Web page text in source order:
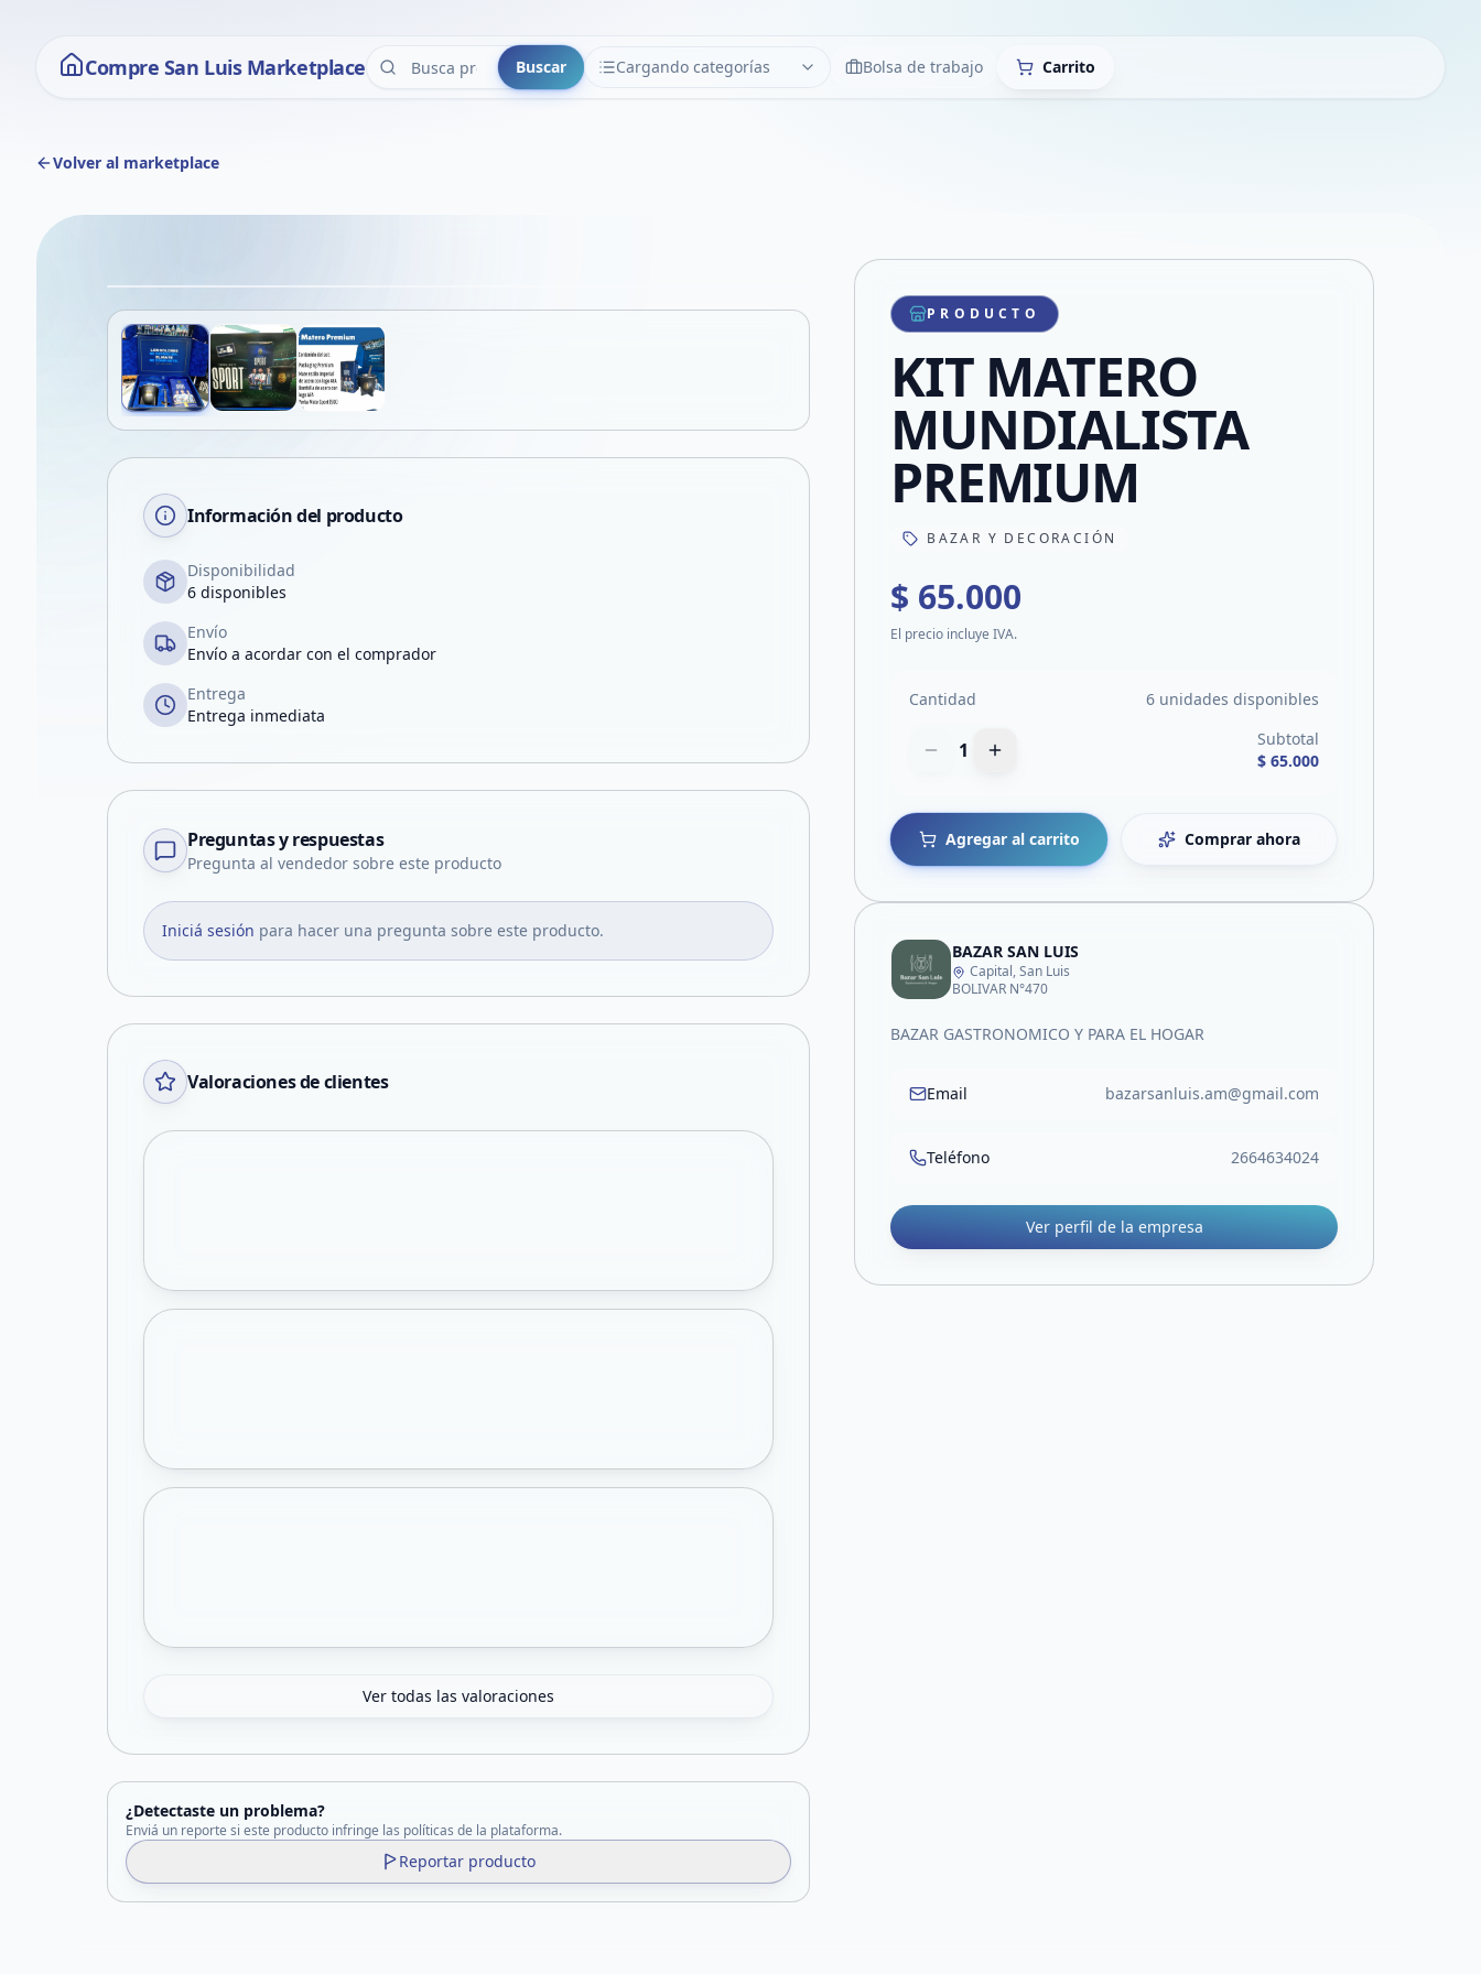
Compre San Luis Marketplace Buscar Cargando categorías
CATEGORÍAS LimpiarBolsa de trabajo Carrito
Volver al marketplace
Compartir producto
Compartir por WhatsApp
Compartir por mail
Compartir en Facebook
Compartir en X
Información del producto
Disponibilidad
6 disponibles
Envío
Envío a acordar con el comprador
Entrega
Entrega inmediata
Preguntas y respuestas
Pregunta al vendedor sobre este producto
Iniciá sesión para hacer una pregunta sobre este producto.
Valoraciones de clientes
Ver todas las valoraciones
¿Detectaste un problema?
Enviá un reporte si este producto infringe las políticas de la plataforma.
Reportar producto
PRODUCTO
KIT MATERO
MUNDIALISTA
PREMIUM
BAZAR Y DECORACIÓN
$ 65.000
El precio incluye IVA.
Cantidad 6 unidades disponibles
1
Subtotal
$ 65.000
Agregar al carrito Comprar ahora
BAZAR SAN LUIS
Capital, San Luis
BOLIVAR N°470
BAZAR GASTRONOMICO Y PARA EL HOGAR
Email bazarsanluis.am@gmail.com
Teléfono 2664634024
Ver perfil de la empresa